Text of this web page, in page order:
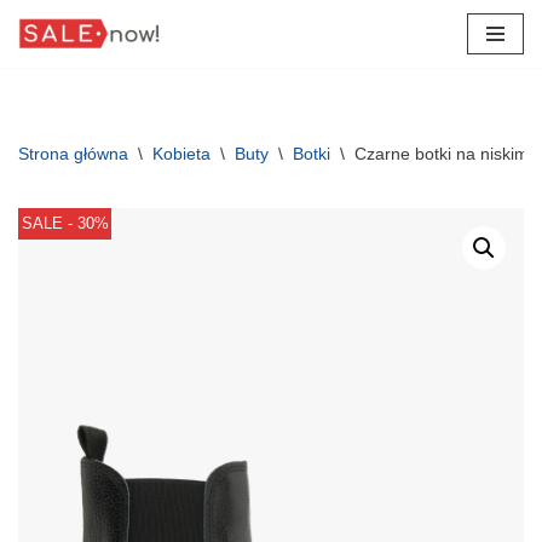
Strona główna \ Kobieta \ Buty \ Botki \ Czarne botki na niskim
SALE - 30%